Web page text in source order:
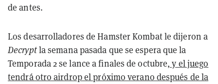
de antes.
Los desarrolladores de Hamster Kombat le dijeron a
Decryptla semana pasada que se espera que la
Temporada 2 se lance a finales de octubre, y el juego
tendrá otro airdrop el próximo verano después de la